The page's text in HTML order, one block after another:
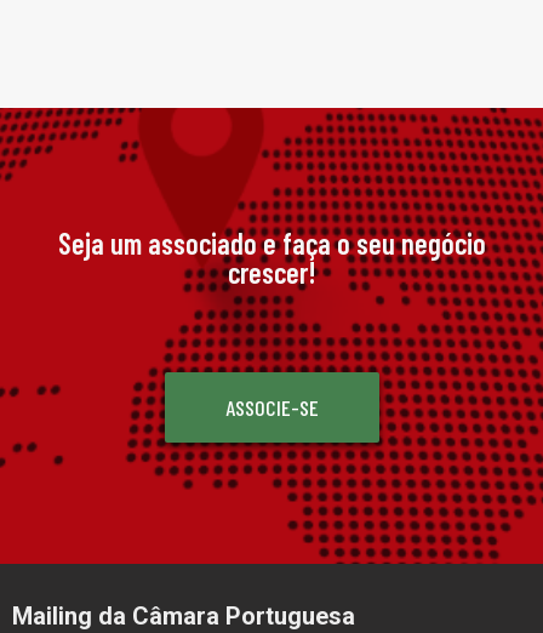
Seja um associado e faça o seu negócio
crescer!
ASSOCIE-SE
Mailing da Câmara Portuguesa